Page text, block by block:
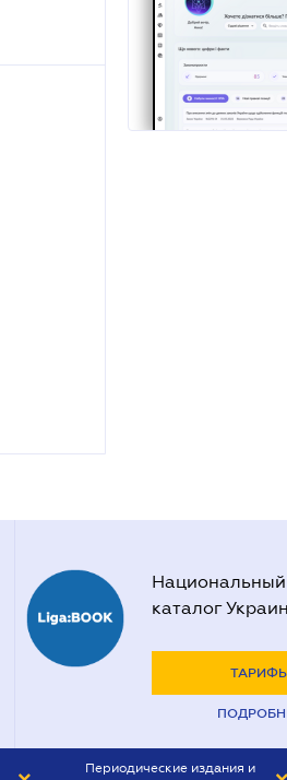
каталог
Периодические издания и